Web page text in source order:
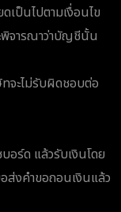
เป็นไปตามเงื่อนไข
จารณาว่าบัญชีนั้น
ทจะไม่รับผิดชอบต่อ
อร์ด แล้วรับเงินโดย
ส่งคำขอถอนเงินแล้ว